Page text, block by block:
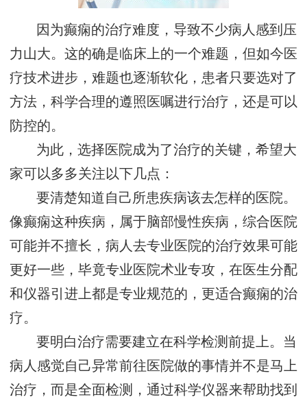
因为癫痫的治疗难度，导致不少病人感到压
力山大。这的确是临床上的一个难题，但如今医
疗技术进步，难题也逐渐软化，患者只要选对了
方法，科学合理的遵照医嘱进行治疗，还是可以
防控的。
为此，选择医院成为了治疗的关键，希望大
家可以多多关注以下几点：
要清楚知道自己所患疾病该去怎样的医院。
像癫痫这种疾病，属于脑部慢性疾病，综合医院
可能并不擅长，病人去专业医院的治疗效果可能
更好一些，毕竟专业医院术业专攻，在医生分配
和仪器引进上都是专业规范的，更适合癫痫的治
疗。
要明白治疗需要建立在科学检测前提上。当
病人感觉自己异常前往医院做的事情并不是马上
治疗，而是全面检测，通过科学仪器来帮助找到